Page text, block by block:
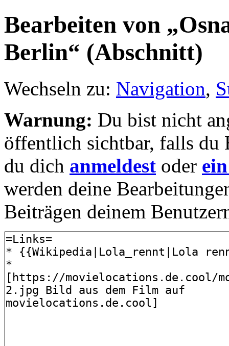
Bearbeiten von
Berlin“ (Abschnitt)
Wechseln zu: Navigation,
Warnung: Du bist nicht
öffentlich sichtbar, falls du
du dich anmeldest oder
werden deine
Beiträgen deinem